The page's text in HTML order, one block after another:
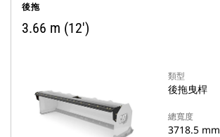
後拖
3.66 m (12')
類型
後拖曳桿
總寬度
3718.5 mm